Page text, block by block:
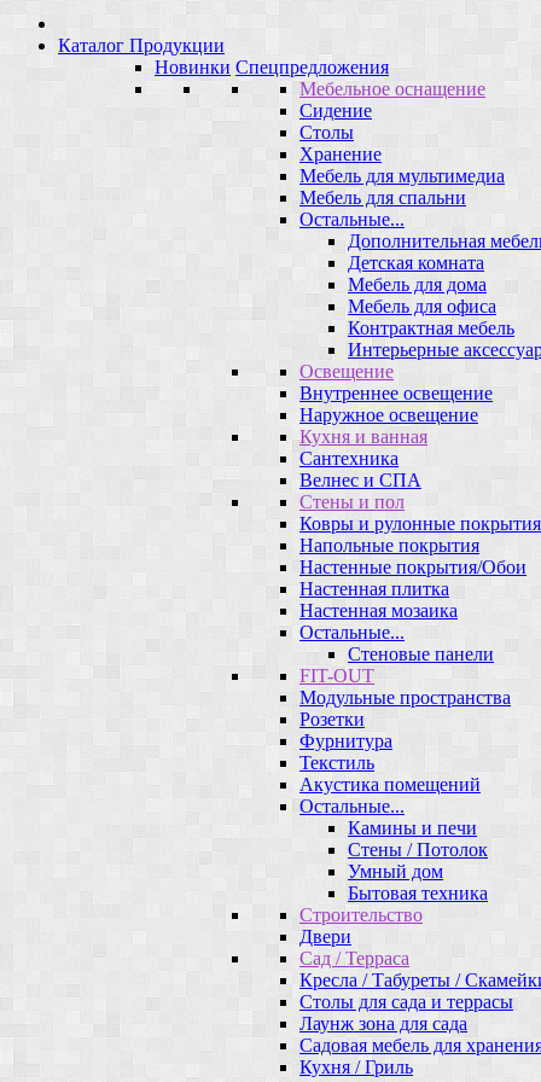
Каталог Продукции
Новинки Спецпредложения
Мебельное оснащение
Сидение
Столы
Хранение
Мебель для мультимедиа
Мебель для спальни
Остальные...
Дополнительная
Детская комната
Мебель для дома
Мебель для офиса
Контрактная мебель
Интерьерные
Освещение
Внутреннее освещение
Наружное освещение
Кухня и ванная
Сантехника
Велнес и СПА
Стены и пол
Ковры и рулонные покрытия
Напольные покрытия
Настенные покрытия/Обои
Настенная плитка
Настенная мозаика
Остальные...
Стеновые панели
FIT-OUT
Модульные пространства
Розетки
Фурнитура
Текстиль
Акустика помещений
Остальные...
Камины и печи
Стены / Потолок
Умный дом
Бытовая техника
Строительство
Двери
Сад / Терраса
Кресла / Табуреты /
Столы для сада и террасы
Лаунж зона для сада
Садовая мебель для
Кухня / Гриль